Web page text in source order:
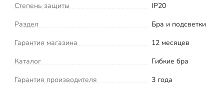
Степень защиты
IP20
Раздел
Бра и подсветки
Гарантия магазина
12 месяцев
Каталог
Гибкие бра
Гарантия производителя
3 года